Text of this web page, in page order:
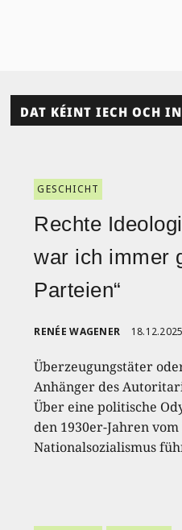
DAT KÉINT IECH OCH
GESCHICHT
Rechte
war ich immer
Parteien“
RENÉE WAGENER 18.12.2025
Überzeugungstäter
Anhänger des
Über eine politische
den 1930er-Jahren
Nationalsozialismus